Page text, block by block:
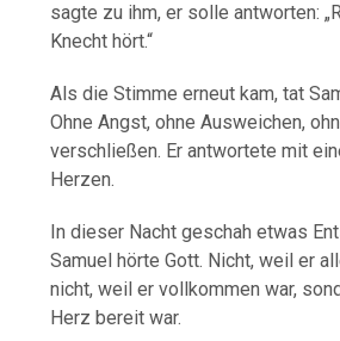
sagte zu ihm, er solle antworten:
Knecht hört.“
Als die Stimme erneut kam, tat
Ohne Angst, ohne Ausweichen,
verschließen. Er antwortete mit
Herzen.
In dieser Nacht geschah etwas
Samuel hörte Gott. Nicht, weil er
nicht, weil er vollkommen war,
Herz bereit war.